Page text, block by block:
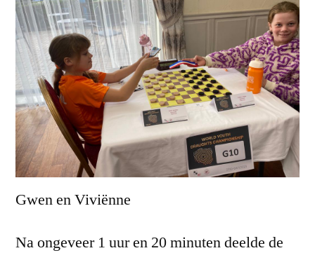
Gwen en Viviënne
Na ongeveer 1 uur en 20 minuten deelde de